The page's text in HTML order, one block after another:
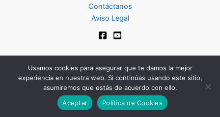
Contáctanos
Aviso Legal
Copyright © 2024 | Club de Aymara
Usamos cookies para asegurar que te damos la mejor
experiencia en nuestra web. Si continúas usando este sitio,
asumiremos que estás de acuerdo con ello.
Aceptar
Política de Cookies